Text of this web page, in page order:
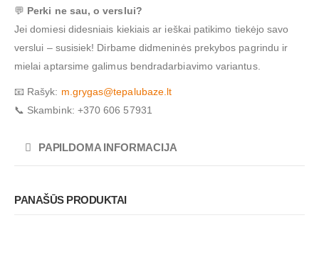
💬 Perki ne sau, o verslui?
Jei domiesi didesniais kiekiais ar ieškai patikimo tiekėjo savo
verslui – susisiek! Dirbame didmeninės prekybos pagrindu ir
mielai aptarsime galimus bendradarbiavimo variantus.
📧 Rašyk: m.grygas@tepalubaze.lt
📞 Skambink: +370 606 57931
PAPILDOMA INFORMACIJA
PANAŠŪS PRODUKTAI